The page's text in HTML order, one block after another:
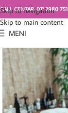
Skip to navigation
Skip to main content
CALL CENTAR: 011 2980 751
MENI